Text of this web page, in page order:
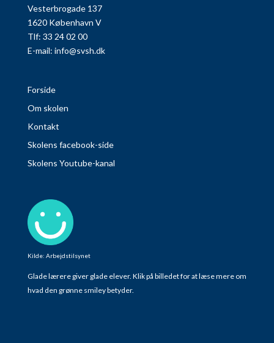
Vesterbrogade 137
1620 København V
Tlf: 33 24 02 00
E-mail: info@svsh.dk
Forside
Om skolen
Kontakt
Skolens facebook-side
Skolens Youtube-kanal
Kilde: Arbejdstilsynet
Glade lærere giver glade elever. Klik på billedet for at læse mere om
hvad den grønne smiley betyder.